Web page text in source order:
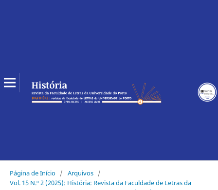
Página de Início / Arquivos /
Vol. 15 N.º 2 (2025): História: Revista da Faculdade de Letras da